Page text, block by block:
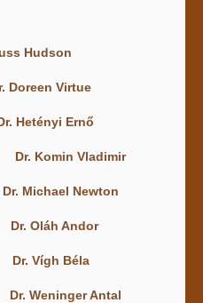
Hudson
Doreen Virtue
Hetényi Ernő
Dr. Komin Vladimir
Dr. Michael Newton
Dr. Oláh Andor
Dr. Vígh Béla
Dr. Weninger Antal